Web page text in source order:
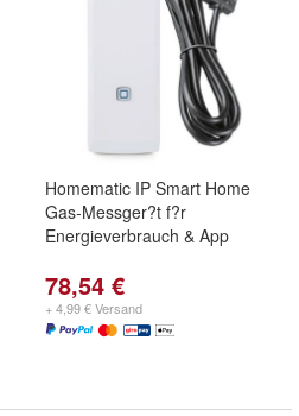
Homematic IP Smart Home
Gas-Messger?t f?r
Energieverbrauch & App
78,54 €
+ 4,99 € Versand